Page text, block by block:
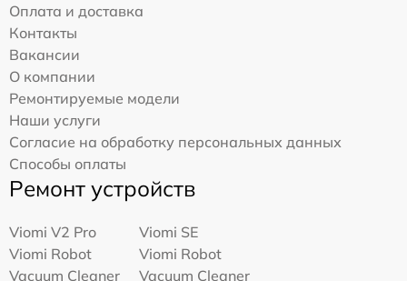
Оплата и доставка
Контакты
Вакансии
О компании
Ремонтируемые модели
Наши услуги
Согласие на обработку персональных данных
Способы оплаты
Ремонт устройств
Viomi V2 Pro
Viomi SE
Viomi Robot
Vacuum Cleaner
Viomi Robot
Vacuum Cleaner